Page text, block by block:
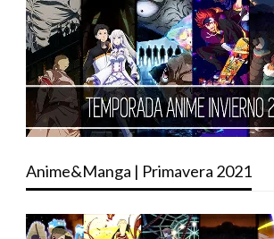
Anime&Manga | Primavera 2021